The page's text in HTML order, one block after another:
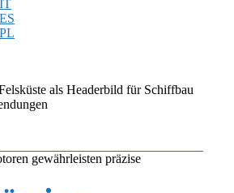
IT
ES
PL
gewährleisten präzise